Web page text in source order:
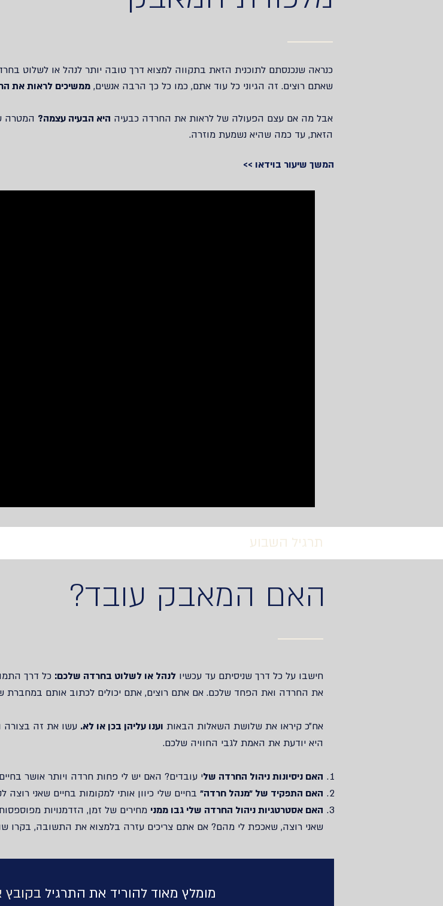
כנראה שנכנסתם לתוכנית הזאת בתקווה למצוא דרך טובה יותר לנהל או לשלוט
שאתם רוצים‫.‬ זה הגיוני כל עוד אתם‫,‬ כמו כל כך הרבה אנשים‫,‬ ממשיכים לראות את
אבל מה אם עצם הפעולה של לראות את החרדה כבעיה היא הבעיה עצמה‫? המטרה
הזאת‫,‬ עד כמה שהיא נשמעת מוזרה‫.‬
המשך שיעור בוידאו >>
תרגיל השבוע
האם המאבק עובד?
חישבו על כל דרך שניסיתם עד עכשיו לנהל או לשלוט בחרדה שלכם: כל דרך
את החרדה ואת הפחד שלכם‫.‬ אם אתם רוצים‫,‬ אתם יכולים לכתוב אותם במחברת
אח״כ קיראו את שלושת השאלות הבאות וענו עליהן בכן או לא‫.‬ עשו את זה בצורה
היא יודעת את האמת לגבי החוויה שלכם‫.‬
האם ניסיונות ניהול החרדה שלי עובדים‫?‬ האם יש לי פחות חרדה ויותר אושר
האם התפקיד של ״מנהל חרדה״ בחיים שלי כיוון אותי למקומות בחיים שאני רוצה
האם אסטרטגיות ניהול החרדה שלי גבו ממני מחירים של זמן‫,‬ הזדמנויות
שאני רוצה‫,‬ שאכפת לי מהם‫?‬ אם אתם צריכים עזרה בלמצוא את התשובה‫,‬ בקרו
מומלץ מאוד להוריד את התרגיל בקובץ